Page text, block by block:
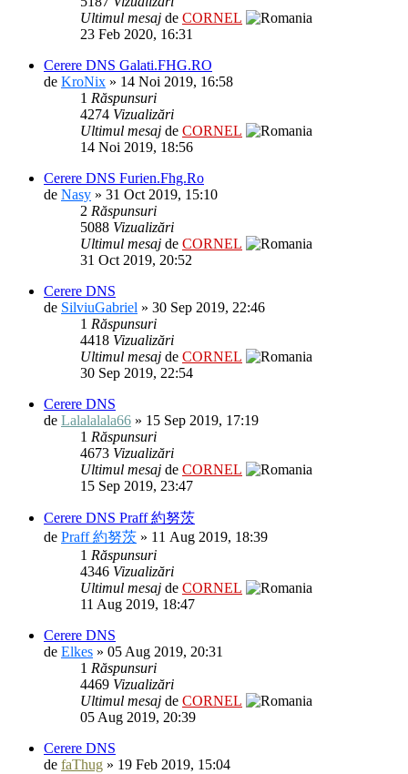
Ultimul mesaj de CORNEL
23 Feb 2020, 16:31
Cerere DNS Galati.FHG.RO
de KroNix » 14 Noi 2019, 16:58
1 Răspunsuri
4274 Vizualizări
Ultimul mesaj de CORNEL
14 Noi 2019, 18:56
Cerere DNS Furien.Fhg.Ro
de Nasy » 31 Oct 2019, 15:10
2 Răspunsuri
5088 Vizualizări
Ultimul mesaj de CORNEL
31 Oct 2019, 20:52
Cerere DNS
de SilviuGabriel » 30 Sep 2019, 22:46
1 Răspunsuri
4418 Vizualizări
Ultimul mesaj de CORNEL
30 Sep 2019, 22:54
Cerere DNS
de Lalalalala66 » 15 Sep 2019, 17:19
1 Răspunsuri
4673 Vizualizări
Ultimul mesaj de CORNEL
15 Sep 2019, 23:47
Cerere DNS Praff 約努茨
de Praff 約努茨 » 11 Aug 2019, 18:39
1 Răspunsuri
4346 Vizualizări
Ultimul mesaj de CORNEL
11 Aug 2019, 18:47
Cerere DNS
de Elkes » 05 Aug 2019, 20:31
1 Răspunsuri
4469 Vizualizări
Ultimul mesaj de CORNEL
05 Aug 2019, 20:39
Cerere DNS
de faThug » 19 Feb 2019, 15:04